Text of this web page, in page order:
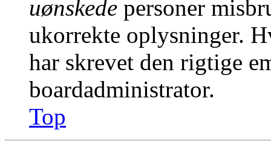
uønskede personer
ukorrekte oplysninger.
har skrevet den rigtige
boardadministrator.
Top